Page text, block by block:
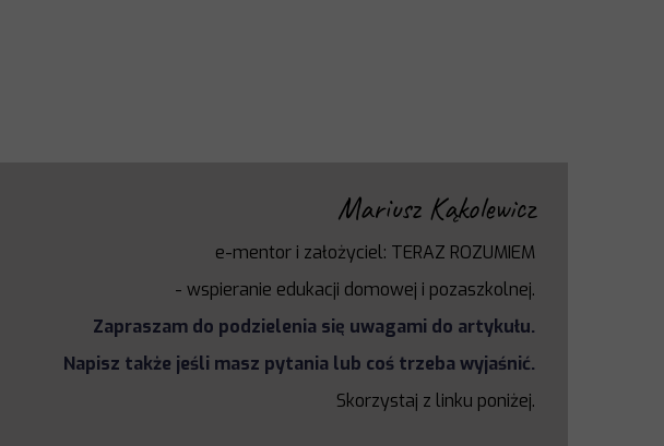
Mariusz Kąkolewicz
e-mentor i założyciel: TERAZ ROZUMIEM
- wspieranie edukacji domowej i pozaszkolnej.
Zapraszam do podzielenia się uwagami do artykułu.
Napisz także jeśli masz pytania lub coś trzeba wyjaśnić.
Skorzystaj z linku poniżej.